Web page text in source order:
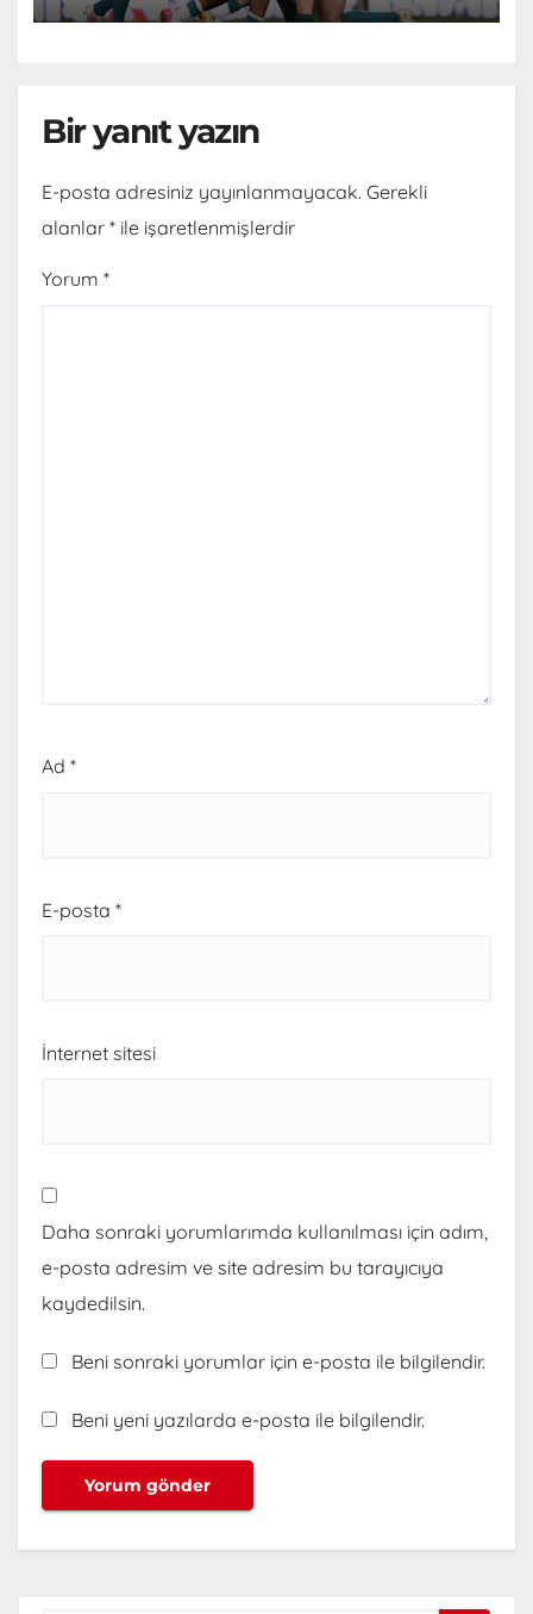
Bir yanıt yazın
E-posta adresiniz yayınlanmayacak. Gerekli
alanlar * ile işaretlenmişlerdir
Yorum *
Ad *
E-posta *
İnternet sitesi
Daha sonraki yorumlarımda kullanılması için adım,
e-posta adresim ve site adresim bu tarayıcıya
kaydedilsin.
Beni sonraki yorumlar için e-posta ile bilgilendir.
Beni yeni yazılarda e-posta ile bilgilendir.